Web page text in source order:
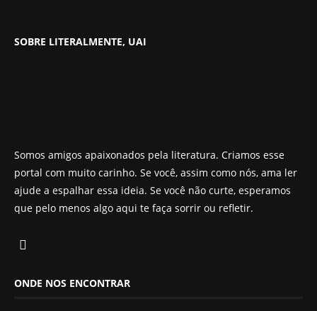
SOBRE LITERALMENTE, UAI
Somos amigos apaixonados pela literatura. Criamos esse
portal com muito carinho. Se você, assim como nós, ama ler
ajude a espalhar essa ideia. Se você não curte, esperamos
que pelo menos algo aqui te faça sorrir ou refletir.
ONDE NOS ENCONTRAR